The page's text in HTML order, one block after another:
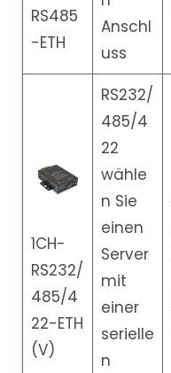
RS485
-ETH
Anschl
uss
1CH-
RS232/
485/4
22-ETH
(V)
RS232/
485/4
22
wähle
n Sie
einen
Server
mit
einer
serielle
n